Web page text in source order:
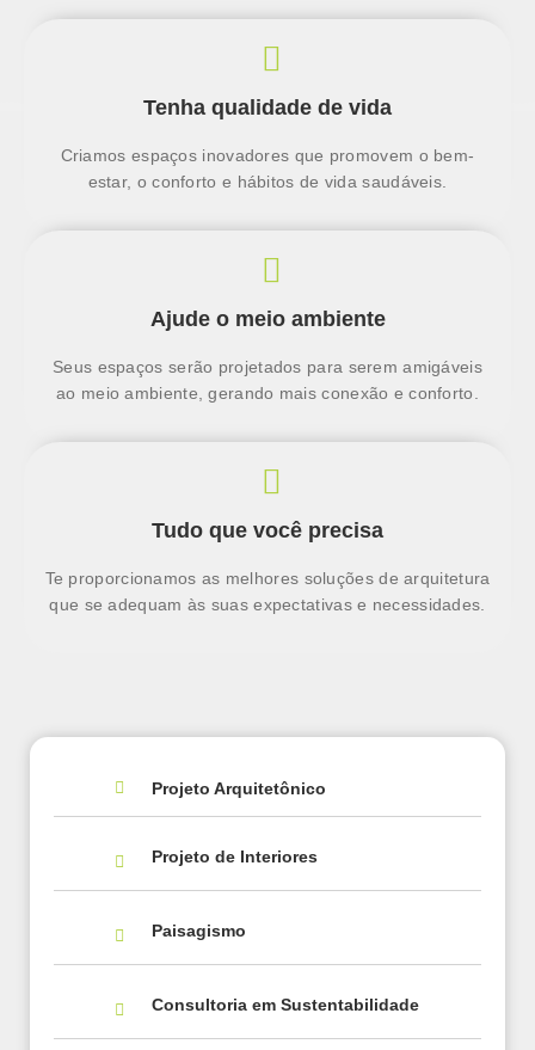
Tenha qualidade de vida
Criamos espaços inovadores que promovem o bem-
estar, o conforto e hábitos de vida saudáveis.
Ajude o meio ambiente
Seus espaços serão projetados para serem amigáveis
ao meio ambiente, gerando mais conexão e conforto.
Tudo que você precisa
Te proporcionamos as melhores soluções de arquitetura
que se adequam às suas expectativas e necessidades.
Projeto Arquitetônico
Projeto de Interiores
Paisagismo
Consultoria em Sustentabilidade